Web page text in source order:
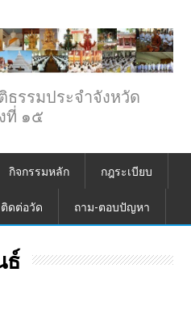
รรมประจำจังหวัด
ที่ ๑๕
กิจกรรมหลัก กฎระเบียบ
ติดต่อวัด ถาม-ตอบปัญหา
ธ์